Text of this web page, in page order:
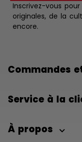
Inscrivez-vous
originales, de la
encore.
Commandes
Service à la
À propos